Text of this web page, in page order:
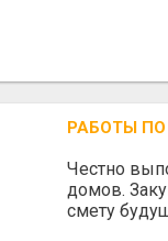
РАБОТЫ
Честно
домов.
смету